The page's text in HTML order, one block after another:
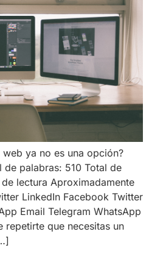
ya no es una opción?
de palabras: 510 Total de
lectura Aproximadamente
LinkedIn Facebook Twitter
Email Telegram WhatsApp
repetirte que necesitas un